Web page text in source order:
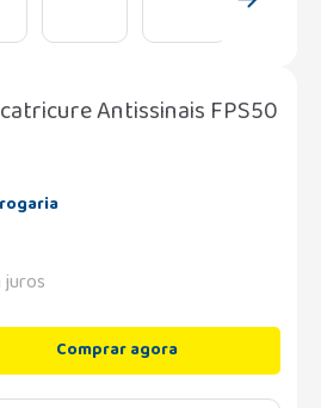
Antissinais FPS50
juros
Comprar agora